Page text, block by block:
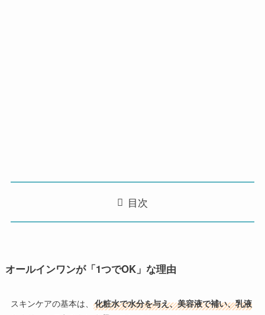
目次
オールインワンが「1つでOK」な理由
スキンケアの基本は、 化粧水で水分を与え、美容液で補い、乳液